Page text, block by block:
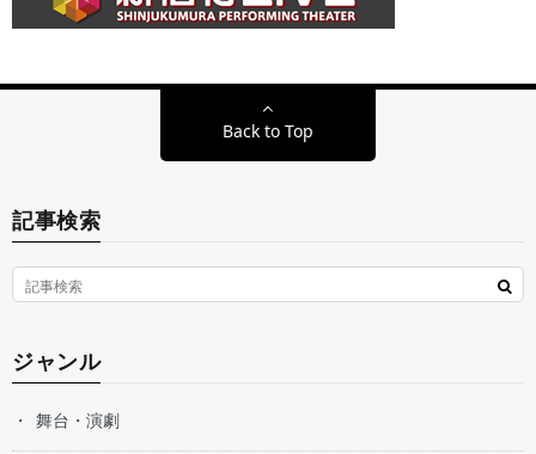
Back to Top
記事検索
ジャンル
舞台・演劇